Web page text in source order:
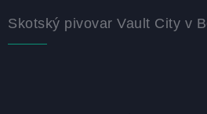
Skotský pivovar Vault City v